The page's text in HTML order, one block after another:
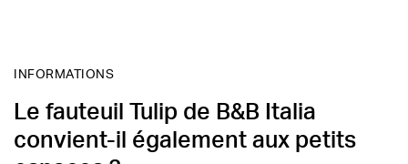
INFORMATIONS
Le fauteuil Tulip de B&B Italia
convient-il également aux petits